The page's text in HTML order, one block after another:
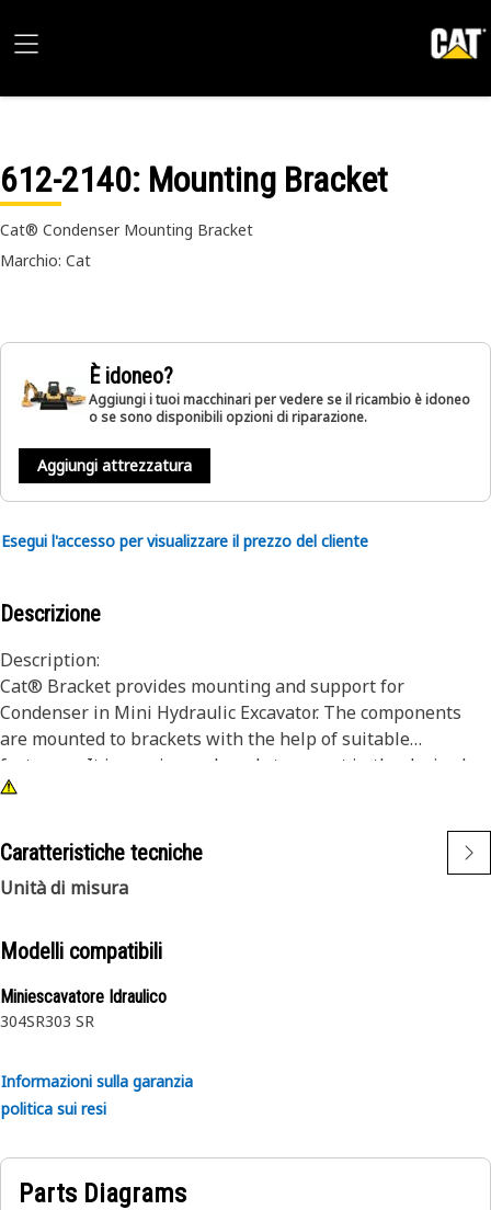
612-2140: Mounting Bracket
Cat® Condenser Mounting Bracket
Marchio: Cat
È idoneo?
Aggiungi i tuoi macchinari per vedere se il ricambio è idoneo
o se sono disponibili opzioni di riparazione.
Aggiungi attrezzatura
Esegui l'accesso per visualizzare il prezzo del cliente
Descrizione
Description:
Cat® Bracket provides mounting and support for
Condenser in Mini Hydraulic Excavator. The components
are mounted to brackets with the help of suitable
fasteners. It is precise and ready to mount in the desired
location. Cat Service parts offer simple repair and
equipment.
Application:
Dealer for more information.
Caratteristiche tecniche
Unità di misura
Modelli compatibili
Miniescavatore Idraulico
304SR303 SR
Informazioni sulla garanzia
politica sui resi
Parts Diagrams